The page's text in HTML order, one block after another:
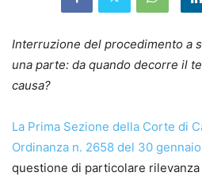
Interruzione del procedimento a
una parte: da quando decorre il
causa?
La Prima Sezione della Corte di
Ordinanza n. 2658 del 30
questione di particolare